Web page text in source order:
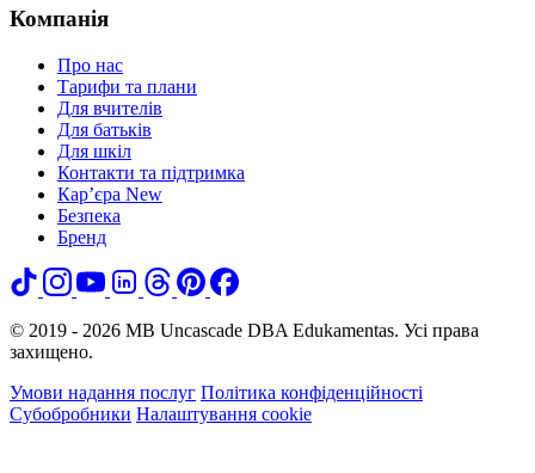
Компанія
Про нас
Тарифи та плани
Для вчителів
Для батьків
Для шкіл
Контакти та підтримка
Кар’єра New
Безпека
Бренд
© 2019 - 2026 MB Uncascade DBA Edukamentas. Усі права
захищено.
Умови надання послуг Політика конфіденційності
Субобробники Налаштування cookie